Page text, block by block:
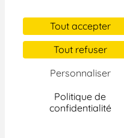
Tout accepter
Tout refuser
Personnaliser
Politique de
confidentialité